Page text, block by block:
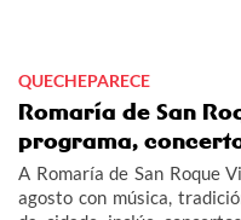
QUECHEPARECE
Romaría de San
programa,
A Romaría de San Roque
agosto con música,